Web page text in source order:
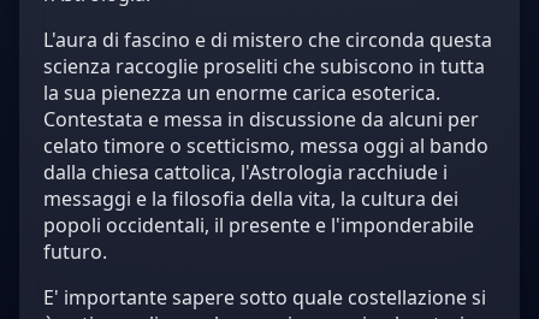
L'aura di fascino e di mistero che circonda questa
scienza raccoglie proseliti che subiscono in tutta
la sua pienezza un enorme carica esoterica.
Contestata e messa in discussione da alcuni per
celato timore o scetticismo, messa oggi al bando
dalla chiesa cattolica, l'Astrologia racchiude i
messaggi e la filosofia della vita, la cultura dei
popoli occidentali, il presente e l'imponderabile
futuro.
E' importante sapere sotto quale costellazione si